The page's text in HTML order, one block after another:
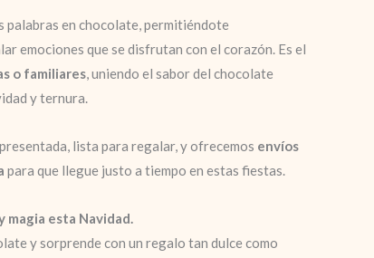
palabras en chocolate, permitiéndote
emociones que se disfrutan con el corazón. Es el
o familiares , uniendo el sabor del chocolate
y ternura.
lista para regalar, y ofrecemos envíos
para que llegue justo a tiempo en estas fiestas.
magia esta Navidad.
y sorprende con un regalo tan dulce como